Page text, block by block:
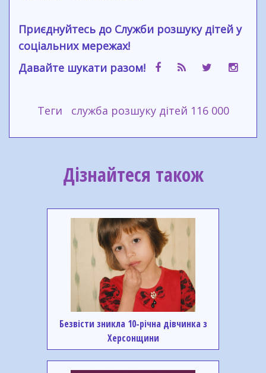
Приєднуйтесь до Служби розшуку дітей у
соціальних мережах!
Давайте шукати разом!
Теги служба розшуку дітей 116 000
Дізнайтеся також
Безвісти зникла 10-річна дівчинка з
Херсонщини